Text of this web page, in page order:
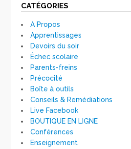
CATÉGORIES
A Propos
Apprentissages
Devoirs du soir
Échec scolaire
Parents-freins
Précocité
Boîte à outils
Conseils & Remédiations
Live Facebook
BOUTIQUE EN LIGNE
Conférences
Enseignement